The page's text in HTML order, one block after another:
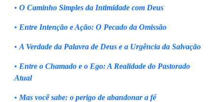
• O Caminho Simples da Intimidade com Deus
• Entre Intenção e Ação: O Pecado da Omissão
• A Verdade da Palavra de Deus e a Urgência da Salvação
• Entre o Chamado e o Ego: A Realidade do Pastorado
Atual
• Mas você sabe: o perigo de abandonar a fé